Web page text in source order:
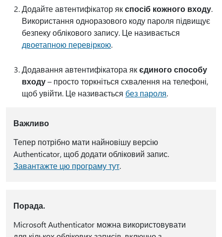
Додайте автентифікатор якспосіб кожного входу.
Використання одноразового коду пароля підвищує
безпеку облікового запису. Це називається
двоетапною перевіркою.
Додавання автентифікатора якєдиного способу
входу– просто торкніться схвалення на телефоні,
щоб увійти. Це називається без пароля.
Важливо
Тепер потрібно мати найновішу версію
Authenticator, щоб додати обліковий запис.
Завантажте цю програму тут.
Порада.
Microsoft Authenticator можна використовувати